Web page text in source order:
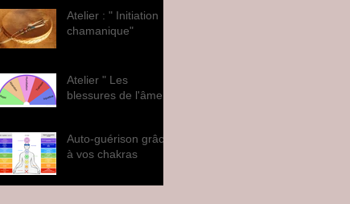
Atelier : " Initiation
chamanique"
Atelier " Les
blessures de l'âme "
Auto-guérison grâce
à vos chakras